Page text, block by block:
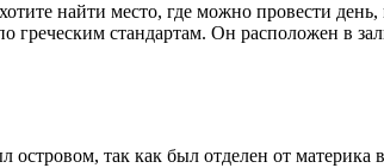
найти место, где можно провести
стандартам. Он расположен в
так как был отделен от